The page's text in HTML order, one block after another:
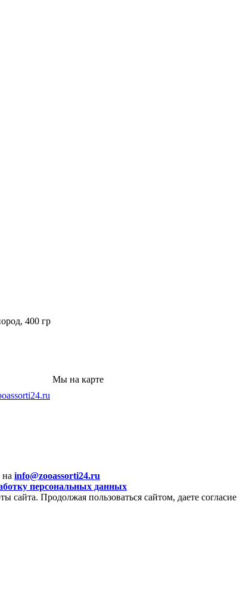
400 гр
Мы на карте
info@zooassorti24.ru
персональных данных
сайта. Продолжая пользоваться сайтом, даете согласие